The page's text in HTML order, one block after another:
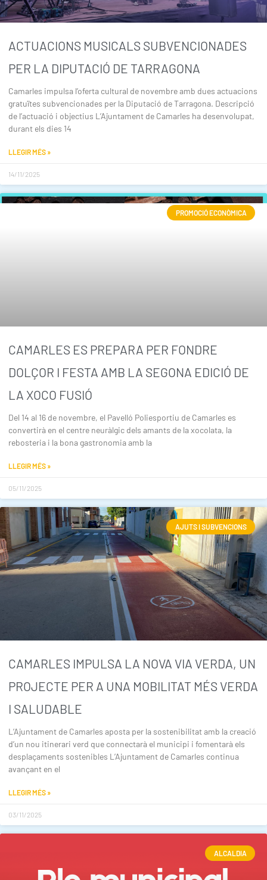
ACTUACIONS MUSICALS SUBVENCIONADES
PER LA DIPUTACIÓ DE TARRAGONA
Camarles impulsa l’oferta cultural de novembre amb dues actuacions
gratuïtes subvencionades per la Diputació de Tarragona. Descripció
de l’actuació i objectius L’Ajuntament de Camarles ha desenvolupat,
durant els dies 14
LLEGIR MÉS »
14/11/2025
PROMOCIÓ ECONÒMICA
CAMARLES ES PREPARA PER FONDRE
DOLÇOR I FESTA AMB LA SEGONA EDICIÓ DE
LA XOCO FUSIÓ
Del 14 al 16 de novembre, el Pavelló Poliesportiu de Camarles es
convertirà en el centre neuràlgic dels amants de la xocolata, la
rebosteria i la bona gastronomia amb la
LLEGIR MÉS »
05/11/2025
AJUTS I SUBVENCIONS
CAMARLES IMPULSA LA NOVA VIA VERDA, UN
PROJECTE PER A UNA MOBILITAT MÉS VERDA
I SALUDABLE
L’Ajuntament de Camarles aposta per la sostenibilitat amb la creació
d’un nou itinerari verd que connectarà el municipi i fomentarà els
desplaçaments sostenibles L’Ajuntament de Camarles continua
avançant en el
LLEGIR MÉS »
03/11/2025
ALCALDIA